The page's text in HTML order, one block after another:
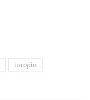
ιστορία